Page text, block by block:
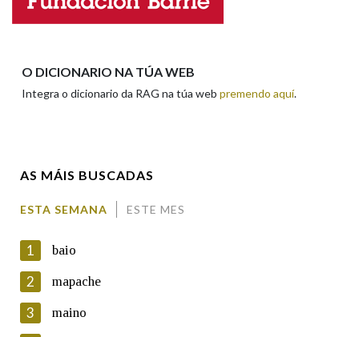
En cumprimento da normativa vixente en materia de
O DICIONARIO NA TÚA WEB
Integra o dicionario da RAG na túa web premendo aquí.
AS MÁIS BUSCADAS
ESTA SEMANA ESTE MES
1 baio
2 mapache
3 maino